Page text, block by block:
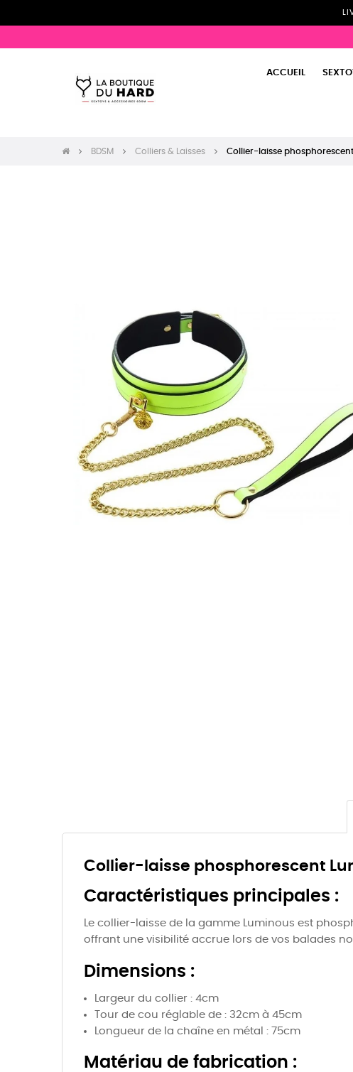
ACCUEIL
BDSM Colliers & Laisses Collier-laisse
Collier-laisse phosphorescent
Caractéristiques principales :
Le collier-laisse de la gamme Luminous est
offrant une visibilité accrue lors de vos balades
Dimensions :
Largeur du collier : 4cm
Tour de cou réglable de : 32cm à 45cm
Longueur de la chaîne en métal : 75cm
Matériau de fabrication :